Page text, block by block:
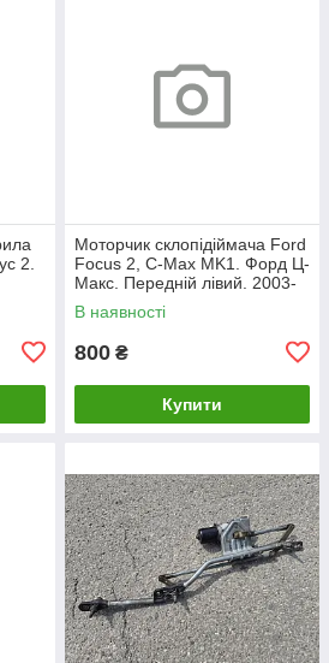
2.
Моторчик склопідіймача Ford
Focus 2, C-Max MK1. Форд Ц-
Макс. Передній лівий. 2003-
2007. 981405110.
В наявності
800 ₴
Купити